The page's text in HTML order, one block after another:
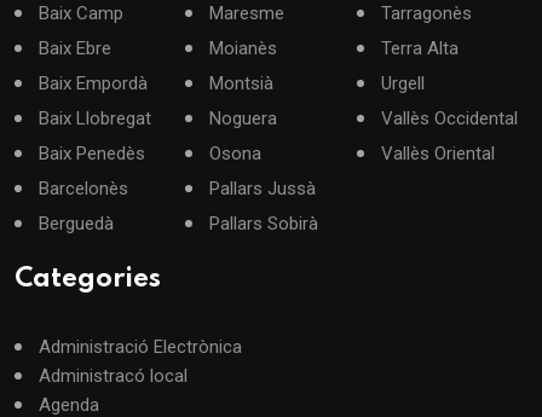
Baix Camp
Baix Ebre
Baix Empordà
Baix Llobregat
Baix Penedès
Barcelonès
Berguedà
Maresme
Moianès
Montsià
Noguera
Osona
Pallars Jussà
Pallars Sobirà
Tarragonès
Terra Alta
Urgell
Vallès Occidental
Vallès Oriental
Categories
Administració Electrònica
Administracó local
Agenda